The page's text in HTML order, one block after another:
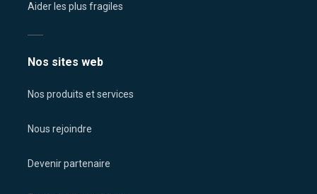
Aider les plus fragiles
Nos sites web
Nos produits et services
Nous rejoindre
Devenir partenaire